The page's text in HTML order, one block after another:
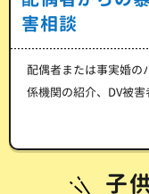
害相談
配偶者または事実婚の
係機関の紹介、DV被
子